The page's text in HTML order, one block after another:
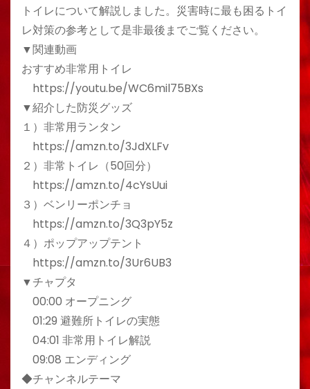
トイレについて解説しました。災害時に最も困るトイ
レ対策の参考として是非最後までご覧ください。
▼関連動画
おすすめ非常用トイレ
https://youtu.be/WC6mil75BXs
▼紹介した防災グッズ
１）非常用ランタン
https://amzn.to/3JdXLFv
２）非常トイレ（50回分）
https://amzn.to/4cYsUui
３）ベンリーポンチョ
https://amzn.to/3Q3pY5z
４）ポップアップテント
https://amzn.to/3Ur6UB3
▼チャプタ
00:00 オープニング
01:29 避難所トイレの実態
04:01 非常用トイレ解説
09:08 エンディング
◆チャンネルテーマ